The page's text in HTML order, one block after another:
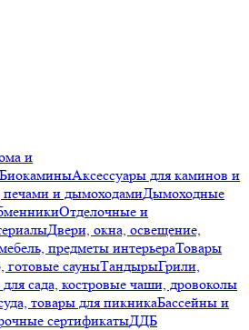
и
БиокаминыАксессуары для каминов и
печами и дымоходамиДымоходные
Отделочные и
Двери, окна, освещение,
предметы интерьераТовары
готовые сауныТандырыГрили,
сада, костровые чаши, дровоколы
товары для пикникаБассейны и
сертификатыДДБ